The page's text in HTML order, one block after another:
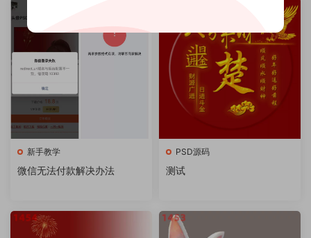
新手教学
微信无法付款解决办法
PSD源码
测试